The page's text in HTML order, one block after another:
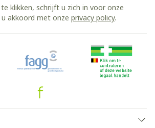
klikken, schrijft u zich in voor onze
akkoord met onze privacy policy.